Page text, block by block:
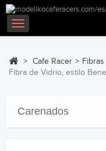
Navegación
Toggle
> Cafe Racer >
Fibra de Vidrio, estilo
Carenados